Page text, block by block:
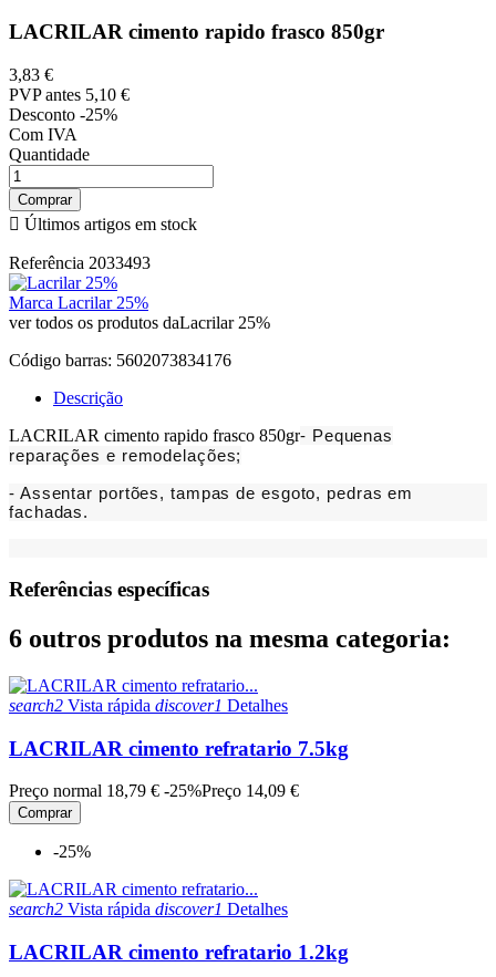
LACRILAR cimento rapido frasco 850gr
3,83 €
PVP antes 5,10 €
Desconto -25%
Com IVA
Quantidade
Comprar
 Últimos artigos em stock
Referência 2033493
Marca Lacrilar 25%
ver todos os produtos daLacrilar 25%
Código barras: 5602073834176
Descrição
LACRILAR cimento rapido frasco 850gr- Pequenas
reparações e remodelações;
- Assentar portões, tampas de esgoto, pedras em
fachadas.
Referências específicas
6 outros produtos na mesma categoria:
search2 Vista rápida discover1 Detalhes
LACRILAR cimento refratario 7.5kg
Preço normal 18,79 € -25%Preço 14,09 €
Comprar
-25%
search2 Vista rápida discover1 Detalhes
LACRILAR cimento refratario 1.2kg